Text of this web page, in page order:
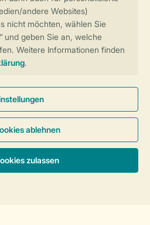
Privatsphäre
Barrierefreiheit
GreenParks GmbH